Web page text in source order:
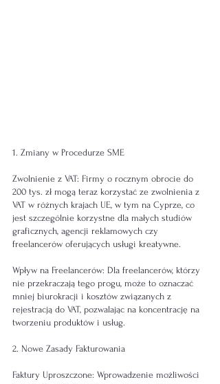
1. Zmiany w Procedurze SME
Zwolnienie z VAT: Firmy o rocznym obrocie do
200 tys. zł mogą teraz korzystać ze zwolnienia z
VAT w różnych krajach UE, w tym na Cyprze, co
jest szczególnie korzystne dla małych studiów
graficznych, agencji reklamowych czy
freelancerów oferujących usługi kreatywne.
Wpływ na Freelancerów: Dla freelancerów, którzy
nie przekraczają tego progu, może to oznaczać
mniej biurokracji i kosztów związanych z
rejestracją do VAT, pozwalając na koncentrację na
tworzeniu produktów i usług.
2. Nowe Zasady Fakturowania
Faktury Uproszczone: Wprowadzenie możliwości